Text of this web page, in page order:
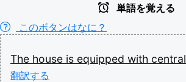
単語を覚える
このボタンはなに？
The house is equipped with central
翻訳する